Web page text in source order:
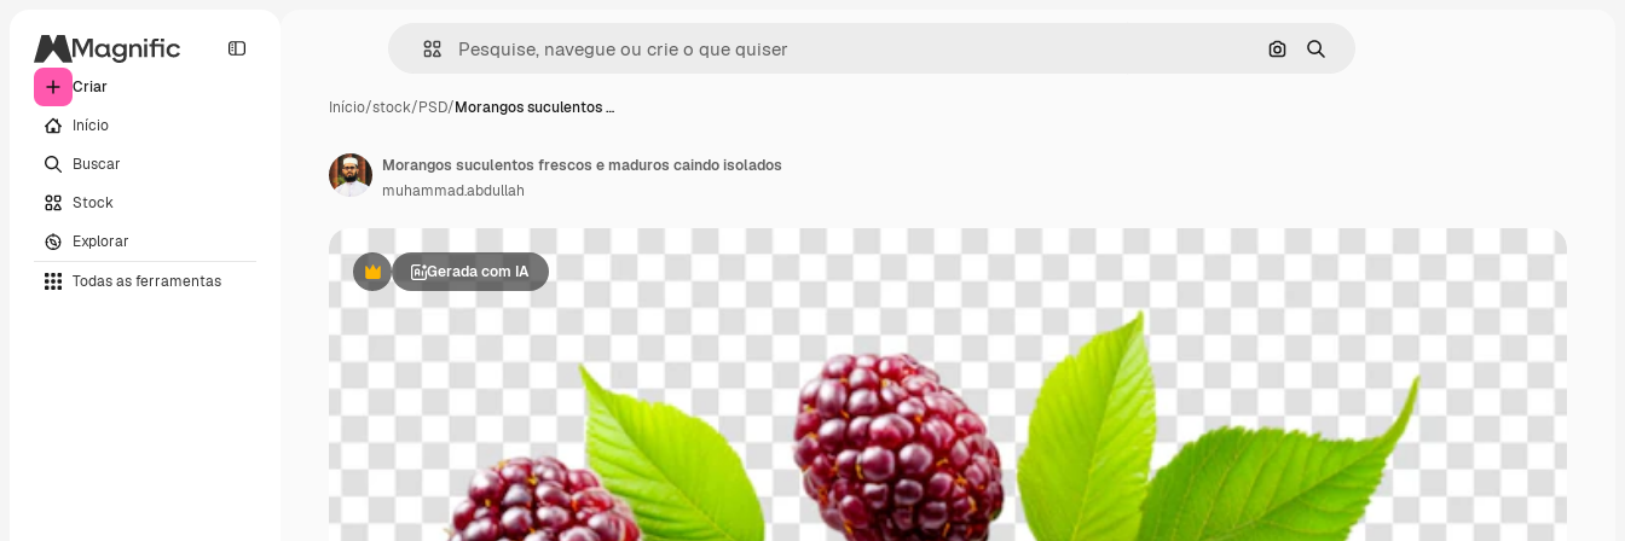
Criar
Início
Buscar
Stock
Explorar
Todas as ferramentas
Pesquisar por imagem
Buscar
Início/stock/PSD/Morangos suculentos …
PremiumGerada com IA
Morangos suculentos frescos e maduros caindo isolados
muhammad.abdullah